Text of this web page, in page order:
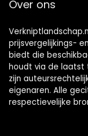
Over ons
prijsvergelijkings-
biedt die
houdt via de laatst
zijn
eigenaren. Alle
respectievelijke